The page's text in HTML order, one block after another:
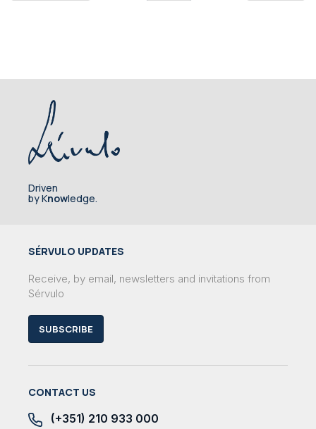
Driven
by Knowledge.
SÉRVULO UPDATES
Receive, by email, newsletters and invitations from
Sérvulo
SUBSCRIBE
CONTACT US
(+351) 210 933 000